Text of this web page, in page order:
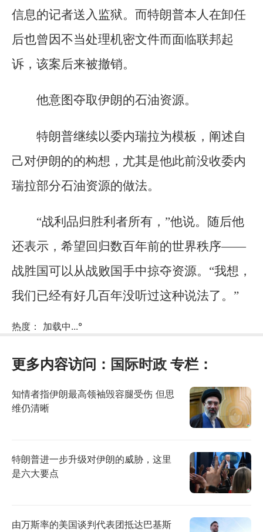
信息的记者送入监狱。而特朗普本人在卸任
后也曾因不当处理机密文件而面临联邦起
诉，该案后来被撤销。
他意图夺取伊朗的石油资源。
特朗普继续以委内瑞拉为模板，阐述自
己对伊朗的的构想，尤其是他此前没收委内
瑞拉部分石油资源的做法。
“战利品归胜利者所有，”他说。随后他
还表示，希望回归数百年前的世界秩序——
战胜国可以从战败国手中掠夺资源。“我想，
我们已经有好几百年没听过这种说法了。”
热度： 加载中...°
更多内容访问： 国际时政 专栏：
知情者指伊朗最高领袖毁容腿受伤 但思
维仍清晰
特朗普进一步升级对伊朗的威胁，这里
是六大要点
由万斯率的美国谈判代表团抵达巴基斯